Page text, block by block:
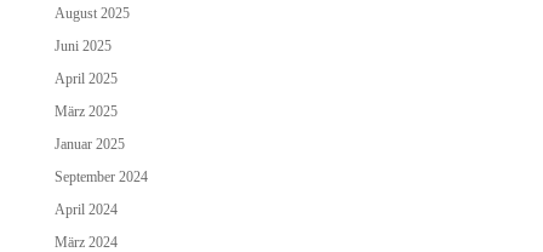
August 2025
Juni 2025
April 2025
März 2025
Januar 2025
September 2024
April 2024
März 2024